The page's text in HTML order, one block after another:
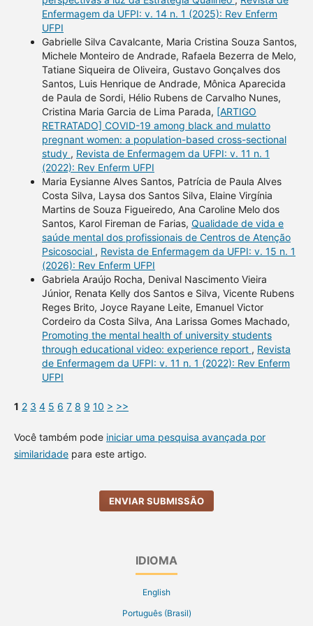
Enfermagem da UFPI: v. 14 n. 1 (2025): Rev Enferm
UFPI
Gabrielle Silva Cavalcante, Maria Cristina Souza Santos,
Michele Monteiro de Andrade, Rafaela Bezerra de Melo,
Tatiane Siqueira de Oliveira, Gustavo Gonçalves dos
Santos, Luis Henrique de Andrade, Mônica Aparecida
de Paula de Sordi, Hélio Rubens de Carvalho Nunes,
Cristina Maria Garcia de Lima Parada, [ARTIGO
RETRATADO] COVID-19 among black and mulatto
pregnant women: a population-based cross-sectional
study , Revista de Enfermagem da UFPI: v. 11 n. 1
(2022): Rev Enferm UFPI
Maria Eysianne Alves Santos, Patrícia de Paula Alves
Costa Silva, Laysa dos Santos Silva, Elaine Virgínia
Martins de Souza Figueiredo, Ana Caroline Melo dos
Santos, Karol Fireman de Farias, Qualidade de vida e
saúde mental dos profissionais de Centros de Atenção
Psicosocial , Revista de Enfermagem da UFPI: v. 15 n. 1
(2026): Rev Enferm UFPI
Gabriela Araújo Rocha, Denival Nascimento Vieira
Júnior, Renata Kelly dos Santos e Silva, Vicente Rubens
Reges Brito, Joyce Rayane Leite, Emanuel Victor
Cordeiro da Costa Silva, Ana Larissa Gomes Machado,
Promoting the mental health of university students
through educational video: experience report , Revista
de Enfermagem da UFPI: v. 11 n. 1 (2022): Rev Enferm
UFPI
1 2 3 4 5 6 7 8 9 10 > >>
Você também pode iniciar uma pesquisa avançada por
similaridadepara este artigo.
ENVIAR SUBMISSÃO
IDIOMA
English
Português (Brasil)